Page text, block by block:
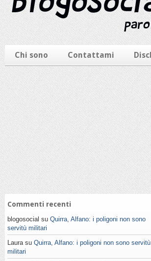
Commenti recenti
blogosocial su Quirra, Alfano: i poligoni non sono
servitù militari
Laura su Quirra, Alfano: i poligoni non sono servitù
militari